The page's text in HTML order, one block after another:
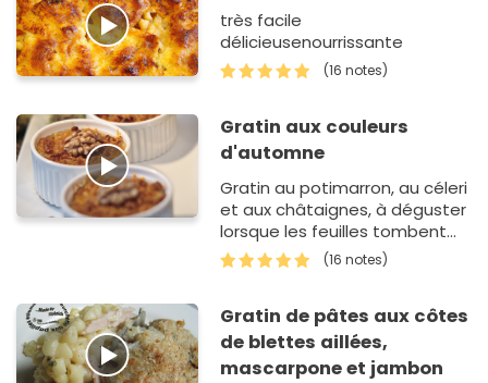
très facile
délicieusenourrissante
(16 notes)
Gratin aux couleurs
d'automne
Gratin au potimarron, au céleri
et aux châtaignes, à déguster
lorsque les feuilles tombent
pour retrouver les couleurs de
l'automne dans son assiette.
(16 notes)
Gratin de pâtes aux côtes
de blettes aillées,
mascarpone et jambon